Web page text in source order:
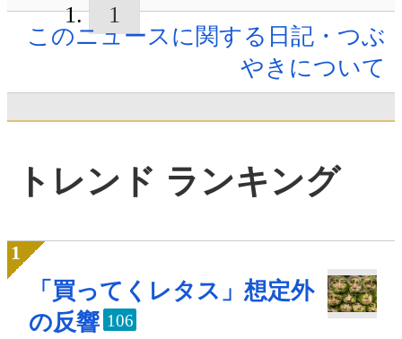
1
このニュースに関する日記・つぶ
やきについて
トレンド ランキング
「買ってくレタス」想定外
の反響 106